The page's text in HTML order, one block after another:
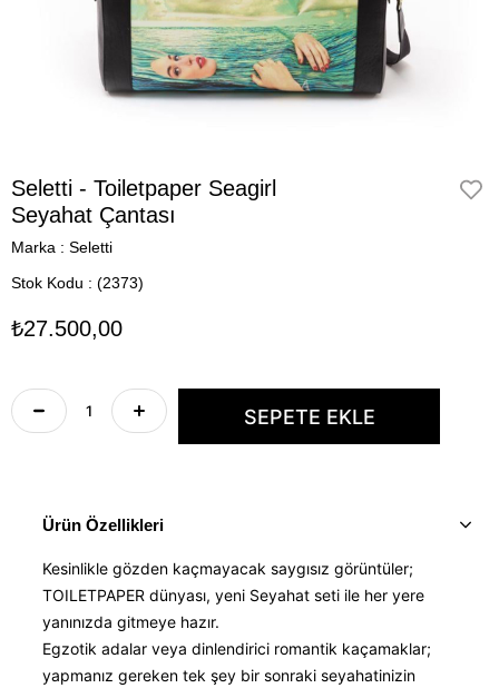
Seletti - Toiletpaper Seagirl
Seyahat Çantası
Marka : Seletti
Stok Kodu
(2373)
₺27.500,00
Ürün Özellikleri
Kesinlikle gözden kaçmayacak saygısız görüntüler;
TOILETPAPER dünyası, yeni Seyahat seti ile her yere
yanınızda gitmeye hazır.
Egzotik adalar veya dinlendirici romantik kaçamaklar;
yapmanız gereken tek şey bir sonraki seyahatinizin